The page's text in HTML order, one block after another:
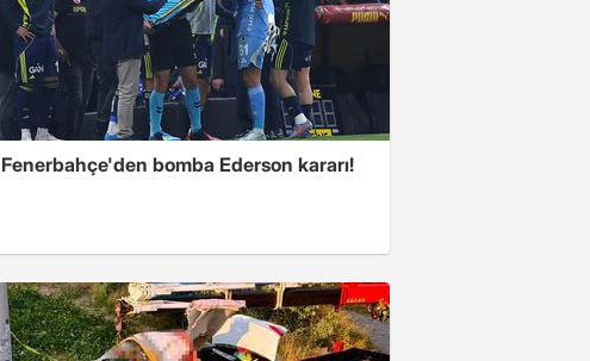
Fenerbahçe'den bomba Ederson kararı!